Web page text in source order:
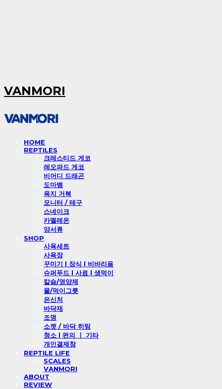
VANMORI
HOME
REPTILES
크레스티드 게코
레오파드 게코
비어디 드래곤
도마뱀
육지 거북
모니터 / 테구
스네이크
카멜레온
양서류
SHOP
사육세트
사육장
꾸미기 l 장식 l 비바리움
슈퍼푸드 l 사료 l 생먹이
칼슘/영양제
물/먹이그릇
은신처
바닥재
조명
소켓 / 바닥 히팅
청소 l 편의 ㅣ 기타
개인결제창
REPTILE LIFE
SCALES
VANMORI
ABOUT
REVIEW